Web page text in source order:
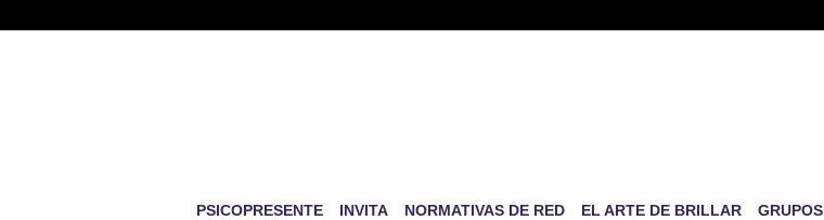
PSICOPRESENTE INVITA NORMATIVAS DE RED EL ARTE DE BRILLAR GRUPOS